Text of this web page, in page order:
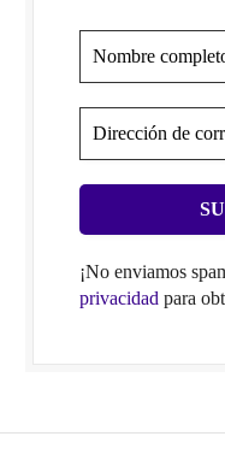
¡No enviamos
privacidad para